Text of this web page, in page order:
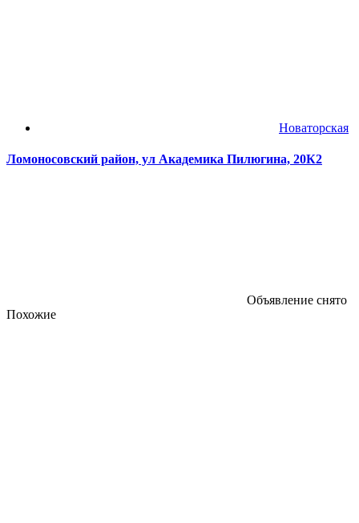
Новаторская
Ломоносовский район, ул Академика Пилюгина, 20К2
Объявление снято
Похожие